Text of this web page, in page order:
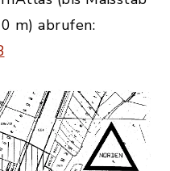
m) abrufen: